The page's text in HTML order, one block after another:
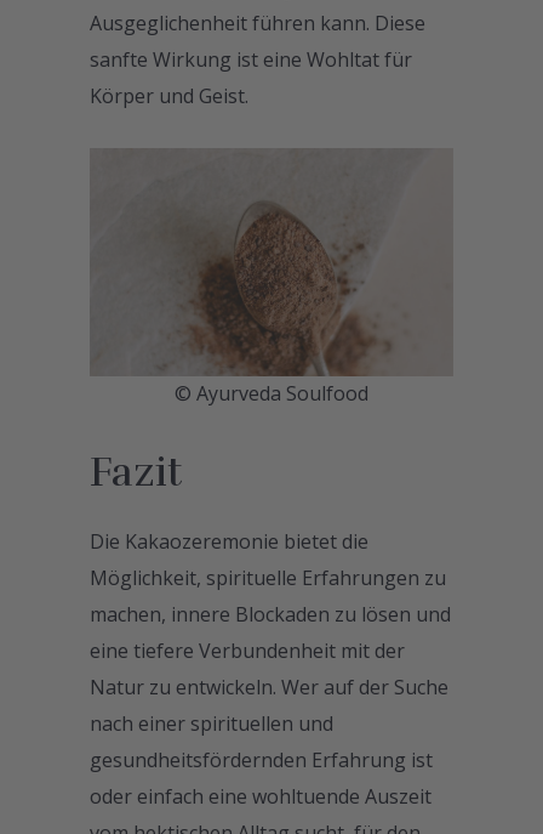
Ausgeglichenheit führen kann. Diese
sanfte Wirkung ist eine Wohltat für
Körper und Geist.
© Ayurveda Soulfood
Fazit
Die Kakaozeremonie bietet die
Möglichkeit, spirituelle Erfahrungen zu
machen, innere Blockaden zu lösen und
eine tiefere Verbundenheit mit der
Natur zu entwickeln. Wer auf der Suche
nach einer spirituellen und
gesundheitsfördernden Erfahrung ist
oder einfach eine wohltuende Auszeit